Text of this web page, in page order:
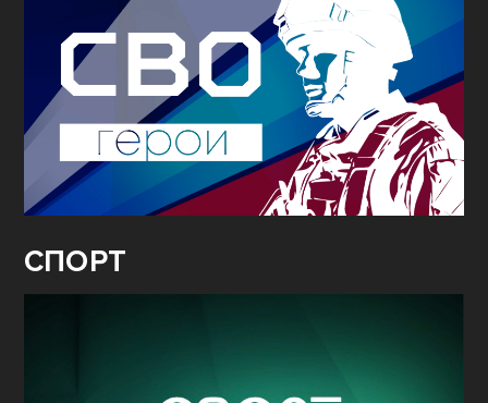
СПОРТ